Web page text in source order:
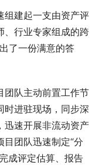
组建起一支由资产评
、行业专家组成的跨
了一份满意的答
团队主动前置工作节
时进驻现场，同步深
迅速开展非流动资产
团队迅速制定“分
成评定估算、报告